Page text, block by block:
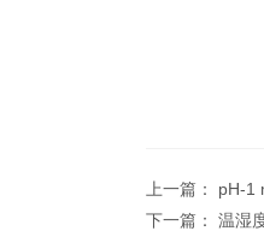
上一篇： pH-1
下一篇： 温湿